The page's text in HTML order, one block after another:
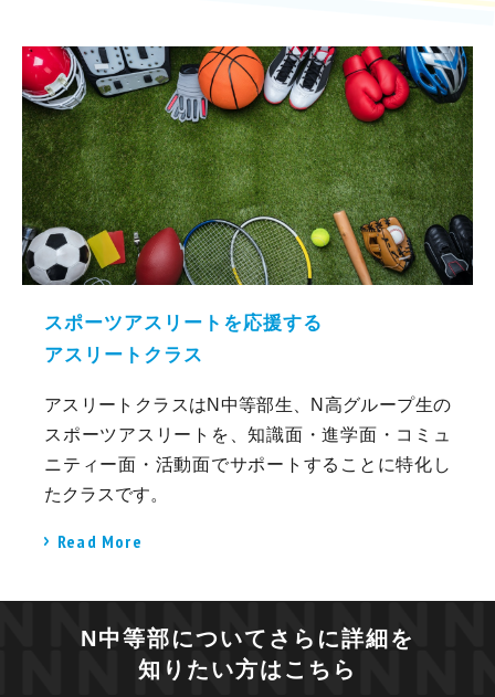
スポーツアスリートを応援する
アスリートクラス
アスリートクラスはN中等部生、N高グループ生の
スポーツアスリートを、知識面・進学面・コミュ
ニティー面・活動面でサポートすることに特化し
たクラスです。
Read More
N中等部についてさらに詳細を
知りたい方はこちら